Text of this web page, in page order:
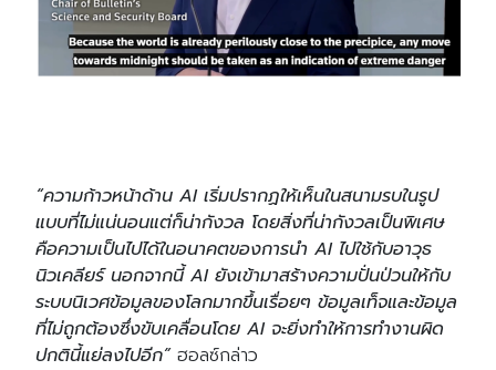
Search
for: Search
“ความก้าวหน้าด้าน AI เริ่มปรากฏให้เห็นในสนามรบในรูป
แบบที่ไม่แน่นอนแต่ก็น่ากังวล โดยสิ่งที่น่ากังวลเป็นพิเศษ
คือความเป็นไปได้ในอนาคตของการนำ AI ไปใช้กับอาวุธ
นิวเคลียร์ นอกจากนี้ AI ยังเข้ามาสร้างความปั่นป่วนให้กับ
ระบบนิเวศข้อมูลของโลกมากขึ้นเรื่อยๆ ข้อมูลเท็จและข้อมูล
ที่ไม่ถูกต้องซึ่งขับเคลื่อนโดย AI จะยิ่งทำให้การทำงานผิด
ปกตินี้แย่ลงไปอีก”ฮอลซ์กล่าว